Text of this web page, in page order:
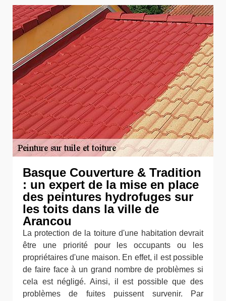
Basque Couverture & Tradition
: un expert de la mise en place
des peintures hydrofuges sur
les toits dans la ville de
Arancou
La protection de la toiture d'une habitation devrait
être une priorité pour les occupants ou les
propriétaires d'une maison. En effet, il est possible
de faire face à un grand nombre de problèmes si
cela est négligé. Ainsi, il est possible que des
problèmes de fuites puissent survenir. Par